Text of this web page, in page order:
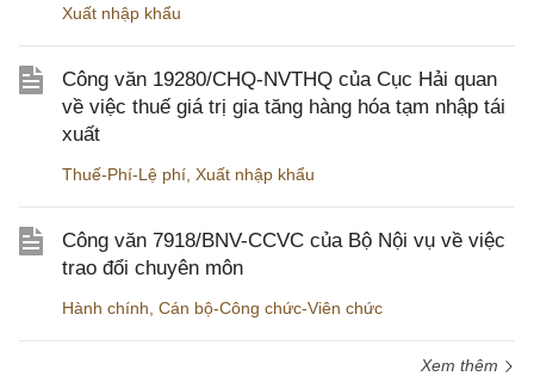
Xuất nhập khẩu
Công văn 19280/CHQ-NVTHQ của Cục Hải quan
về việc thuế giá trị gia tăng hàng hóa tạm nhập tái
xuất
Thuế-Phí-Lệ phí Xuất nhập khẩu
Công văn 7918/BNV-CCVC của Bộ Nội vụ về việc
trao đổi chuyên môn
Hành chính Cán bộ-Công chức-Viên chức
Xem thêm